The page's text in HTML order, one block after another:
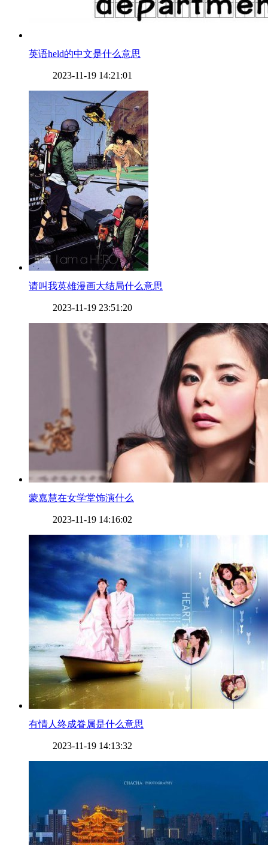
​英语held的中文是什么意思
2023-11-19 14:21:01
​请叫我英雄漫画大结局什么意思
2023-11-19 23:51:20
​蒙嘉慧在女学堂饰演什么
2023-11-19 14:16:02
​有情人终成眷属是什么意思
2023-11-19 14:13:32